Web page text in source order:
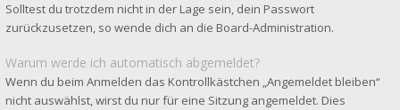
Solltest du trotzdem nicht in der Lage sein, dein Passwort
zurückzusetzen, so wende dich an die Board-Administration.
Warum werde ich automatisch abgemeldet?
Wenn du beim Anmelden das Kontrollkästchen „Angemeldet bleiben“
nicht auswählst, wirst du nur für eine Sitzung angemeldet. Dies